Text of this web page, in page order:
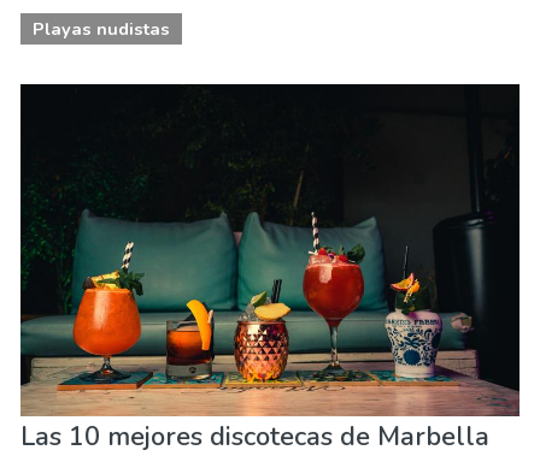
Playas nudistas
Las 10 mejores discotecas de Marbella